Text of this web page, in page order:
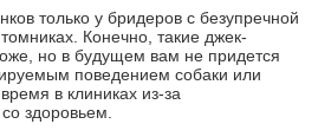
только у бридеров с безупречной
Конечно, такие джек-
но в будущем вам не придется
поведением собаки или
в клиниках из-за
здоровьем.